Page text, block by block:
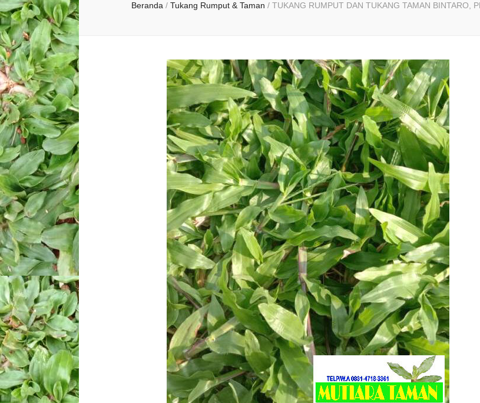
Beranda / Tukang Rumput & Taman / TUKANG RUMPUT DAN TUKANG TAMAN BINTARO,